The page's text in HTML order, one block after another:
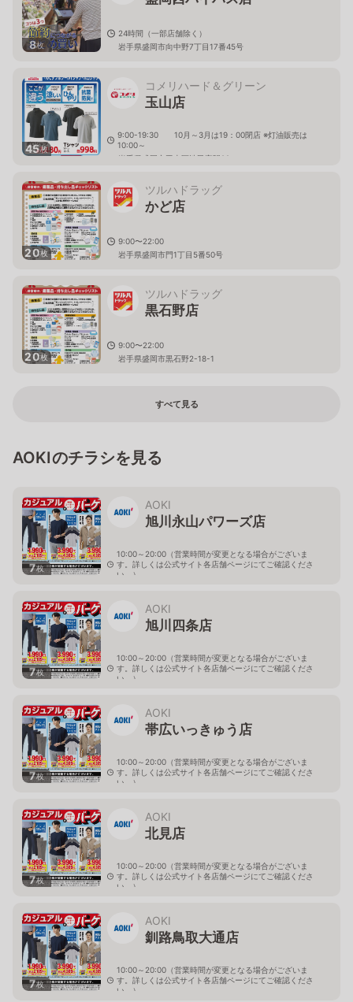
8枚
24時間（一部店舗除く）
岩手県盛岡市向中野7丁目17番45号
45枚
コメリハード＆グリーン
玉山店
9:00-19:30 10月～3月は19：00閉店 ※灯油販売は
10:00～
岩手県盛岡市玉山区渋民字駅92
20枚
ツルハドラッグ
かど店
9:00〜22:00
岩手県盛岡市門1丁目5番50号
20枚
ツルハドラッグ
黒石野店
9:00〜22:00
岩手県盛岡市黒石野2-18-1
すべて見る
AOKIのチラシを見る
7枚
AOKI
旭川永山パワーズ店
10:00～20:00（営業時間が変更となる場合がございま
す。詳しくは公式サイト各店舗ページにてご確認くださ
い。）
7枚
AOKI
旭川四条店
10:00～20:00（営業時間が変更となる場合がございま
す。詳しくは公式サイト各店舗ページにてご確認くださ
い。）
7枚
AOKI
帯広いっきゅう店
10:00～20:00（営業時間が変更となる場合がございま
す。詳しくは公式サイト各店舗ページにてご確認くださ
い。）
7枚
AOKI
北見店
10:00～20:00（営業時間が変更となる場合がございま
す。詳しくは公式サイト各店舗ページにてご確認くださ
い。）
7枚
AOKI
釧路鳥取大通店
10:00～20:00（営業時間が変更となる場合がございま
す。詳しくは公式サイト各店舗ページにてご確認くださ
い。）